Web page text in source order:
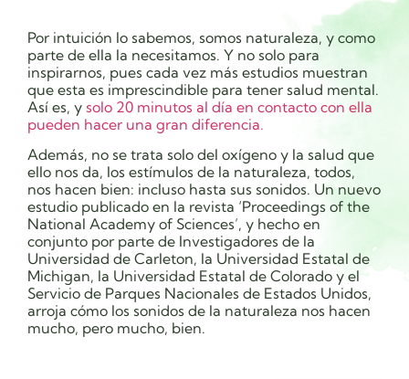
Por intuición lo sabemos, somos naturaleza, y como
parte de ella la necesitamos. Y no solo para
inspirarnos, pues cada vez más estudios muestran
que esta es imprescindible para tener salud mental.
Así es, y solo 20 minutos al día en contacto con ella
pueden hacer una gran diferencia.
Además, no se trata solo del oxígeno y la salud que
ello nos da, los estímulos de la naturaleza, todos,
nos hacen bien: incluso hasta sus sonidos. Un nuevo
estudio publicado en la revista ‘Proceedings of the
National Academy of Sciences’, y hecho en
conjunto por parte de Investigadores de la
Universidad de Carleton, la Universidad Estatal de
Michigan, la Universidad Estatal de Colorado y el
Servicio de Parques Nacionales de Estados Unidos,
arroja cómo los sonidos de la naturaleza nos hacen
mucho, pero mucho, bien.